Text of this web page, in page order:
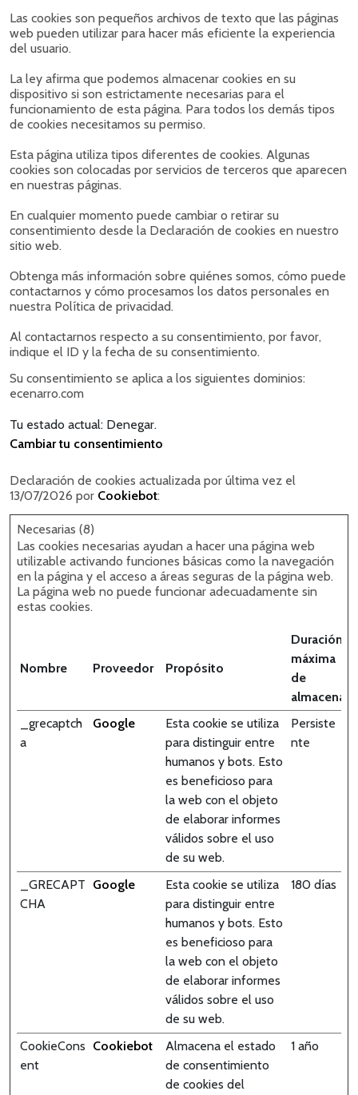
Las cookies son pequeños archivos de texto que las páginas
web pueden utilizar para hacer más eficiente la experiencia
del usuario.
La ley afirma que podemos almacenar cookies en su
dispositivo si son estrictamente necesarias para el
funcionamiento de esta página. Para todos los demás tipos
de cookies necesitamos su permiso.
Esta página utiliza tipos diferentes de cookies. Algunas
cookies son colocadas por servicios de terceros que aparecen
en nuestras páginas.
En cualquier momento puede cambiar o retirar su
consentimiento desde la Declaración de cookies en nuestro
sitio web.
Obtenga más información sobre quiénes somos, cómo puede
contactarnos y cómo procesamos los datos personales en
nuestra Política de privacidad.
Al contactarnos respecto a su consentimiento, por favor,
indique el ID y la fecha de su consentimiento.
Su consentimiento se aplica a los siguientes dominios:
ecenarro.com
Tu estado actual: Denegar.
Cambiar tu consentimiento
Declaración de cookies actualizada por última vez el
13/07/2026 por Cookiebot:
Necesarias (8)
Las cookies necesarias ayudan a hacer una página web
utilizable activando funciones básicas como la navegación
en la página y el acceso a áreas seguras de la página web.
La página web no puede funcionar adecuadamente sin
estas cookies.
Nombre Proveedor Propósito
Duración
máxima
de
_grecaptch
a
Google
Esta cookie se utiliza
para distinguir entre
humanos y bots. Esto
es beneficioso para
la web con el objeto
de elaborar informes
válidos sobre el uso
de su web.
Persiste
nte
_GRECAPT
CHA
Google
Esta cookie se utiliza
para distinguir entre
humanos y bots. Esto
es beneficioso para
la web con el objeto
de elaborar informes
válidos sobre el uso
de su web.
180 días
CookieCons
ent
Cookiebot
Almacena el estado
de consentimiento
de cookies del
1 año